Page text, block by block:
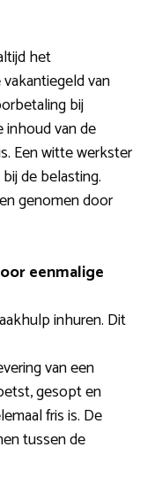
het
van
bij
van de
Een witte werkster
de belasting.
genomen door
eenmalige
inhuren. Dit
van een
gesopt en
fris is. De
tussen de